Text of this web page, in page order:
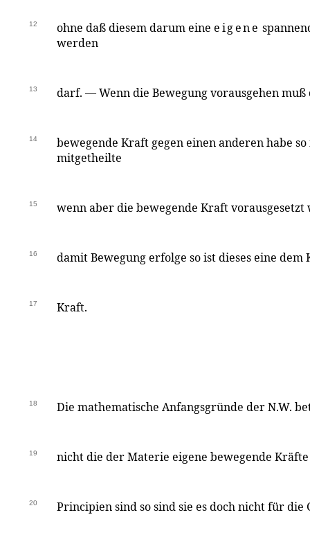
12 ohne daß diesem darum eine eigene
werden
13 darf. — Wenn die Bewegung vorausgehen
14
bewegende Kraft gegen einen anderen habe
mitgetheilte
15 wenn aber die bewegende Kraft vorausgesetzt
16 damit Bewegung erfolge so ist dieses eine
17 Kraft.
18 Die mathematische Anfangsgründe der N.W.
19 nicht die der Materie eigene bewegende
20 Principien sind so sind sie es doch nicht für